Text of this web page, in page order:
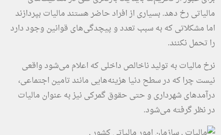
مالیاتی رخ دهد. بسیاری از افراد حاضر هستند مالیات بپردازند
اما مشکلاتی که به سبب تعدد و پیچدگی‌های قوانین وجود دارد
را تحمل نکنند.
نرخ مالیات به تولید ناخالص داخلی که اعلام می‌شود واقعی
نیست چرا که در سطح دنیا هزینه‌هایی مانند تامین اجتماعی،
درآمدهای شهرداری و حتی حقوق گمرکی نیز به عنوان مالیات
در نظر گرفته می‌شود.